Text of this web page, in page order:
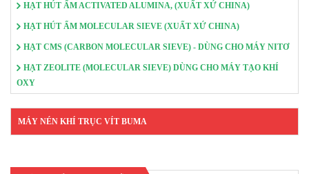
HẠT HÚT ẨM ACTIVATED ALUMINA, (XUẤT XỨ CHINA)
HẠT HÚT ẨM MOLECULAR SIEVE (XUẤT XỨ CHINA)
HẠT CMS (CARBON MOLECULAR SIEVE) - DÙNG CHO MÁY NITƠ
HẠT ZEOLITE (MOLECULAR SIEVE) DÙNG CHO MÁY TẠO KHÍ
OXY
MÁY NÉN KHÍ TRỤC VÍT BUMA